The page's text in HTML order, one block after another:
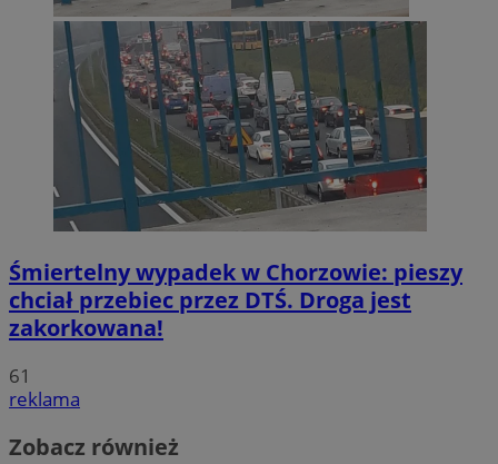
Śmiertelny wypadek w Chorzowie: pieszy
chciał przebiec przez DTŚ. Droga jest
zakorkowana!
61
reklama
Zobacz również